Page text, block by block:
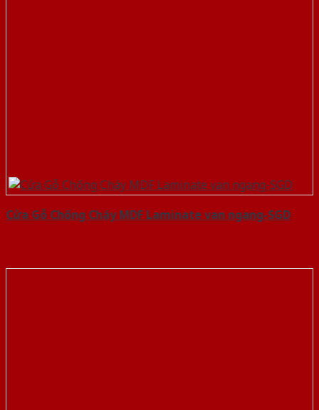
Cửa Gỗ Chống Cháy MDF Laminate van ngang-SGD